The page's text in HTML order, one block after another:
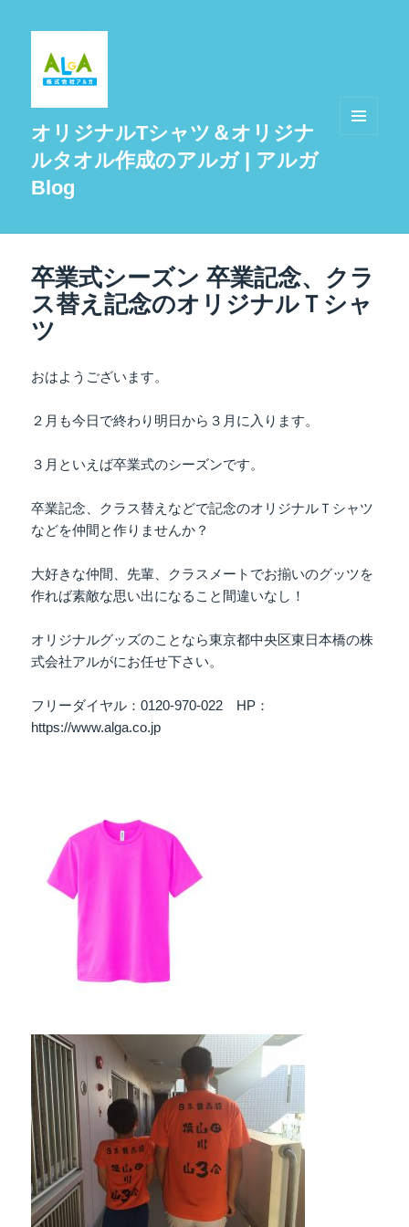
オリジナルTシャツ＆オリジナ
ルタオル作成のアルガ | アルガ
Blog
卒業式シーズン 卒業記念、クラ
ス替え記念のオリジナルＴシャ
ツ
おはようございます。
２月も今日で終わり明日から３月に入ります。
３月といえば卒業式のシーズンです。
卒業記念、クラス替えなどで記念のオリジナルＴシャツ
などを仲間と作りませんか？
大好きな仲間、先輩、クラスメートでお揃いのグッツを
作れば素敵な思い出になること間違いなし！
オリジナルグッズのことなら東京都中央区東日本橋の株
式会社アルがにお任せ下さい。
フリーダイヤル：0120-970-022 HP：
https://www.alga.co.jp